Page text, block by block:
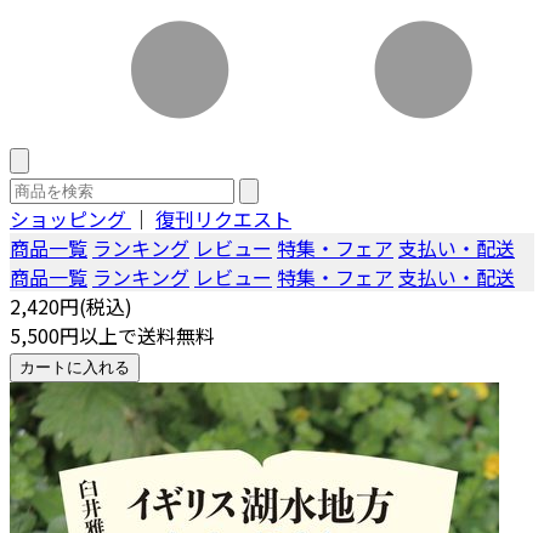
ショッピング ｜ 復刊リクエスト
商品一覧 ランキング レビュー 特集・フェア 支払い・配送
商品一覧 ランキング レビュー 特集・フェア 支払い・配送
2,420円(税込)
5,500円以上で送料無料
カートに入れる